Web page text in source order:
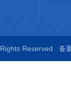
Reserved 备